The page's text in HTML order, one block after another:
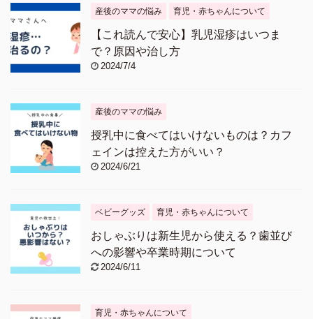
産後のママの悩み 育児・赤ちゃんについて
【これ読んで安心】乳児湿疹はいつま
で？原因や治し方
2024/7/4
産後のママの悩み
授乳中に食べてはいけないものは？カフ
ェインは控えた方がいい？
2024/6/21
ベビーグッズ 育児・赤ちゃんについて
おしゃぶりは新生児から使える？歯並び
への影響や卒業時期について
2024/6/11
育児・赤ちゃんについて